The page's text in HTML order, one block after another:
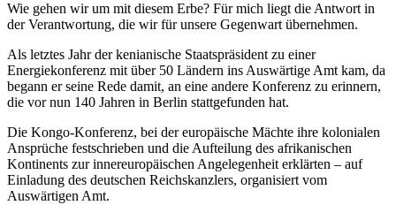
Wie gehen wir um mit diesem Erbe? Für mich liegt die Antwort in
der Verantwortung, die wir für unsere Gegenwart übernehmen.
Als letztes Jahr der kenianische Staatspräsident zu einer
Energiekonferenz mit über 50 Ländern ins Auswärtige Amt kam, da
begann er seine Rede damit, an eine andere Konferenz zu erinnern,
die vor nun 140 Jahren in Berlin stattgefunden hat.
Die Kongo-Konferenz, bei der europäische Mächte ihre kolonialen
Ansprüche festschrieben und die Aufteilung des afrikanischen
Kontinents zur innereuropäischen Angelegenheit erklärten – auf
Einladung des deutschen Reichskanzlers, organisiert vom
Auswärtigen Amt.